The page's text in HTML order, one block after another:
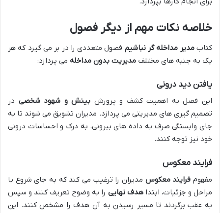
خلاصه نکات مهم از دیگر فصول
کتابمدیر مداخله گر نباشیم فصول متعددی را در بر می گیرد که هر
یک به جنبه های مختلف مدیریت بدون مداخله می پردازد:
یافتن دید درونی
این فصل به اهمیت کشف و پرورش بینش و شهود شخصی در
تصمیم گیری های مدیریتی می پردازد. مدیران تشویق می شوند تا به
جای وابستگی صرف به داده های بیرونی، به درک و احساسات درونی
خود نیز توجه کنند.
فرایند معکوس
مفهوم فرایند معکوس مدیران را ترغیب می کند که به جای شروع با
مراحل و جزئیات، ابتداهدف نهایی را به وضوح تعریف کنند و سپس
به عقب برگردند تا مسیر رسیدن به آن هدف را مشخص کنند. این